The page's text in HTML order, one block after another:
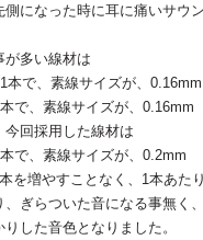
側になった時に耳に痛いサウ
が多い線材は
本で、素線サイズが、0.16mm
で、素線サイズが、0.16mm
今回採用した線材は
で、素線サイズが、0.2mm
を増やすことなく、1本あた
、ぎらついた音になる事無く
した音色となりました。